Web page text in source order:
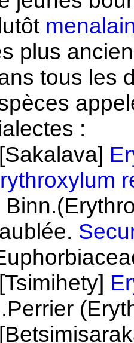
plus
tous les
:
[Sakalava]
[Tsimihety]